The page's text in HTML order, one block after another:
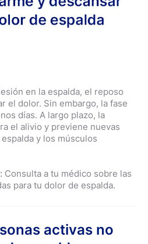
en la espalda, el reposo
el dolor. Sin embargo, la fase
días. A largo plazo, la
el alivio y previene nuevas
y los músculos
Consulta a tu médico sobre las
para tu dolor de espalda.
activas no